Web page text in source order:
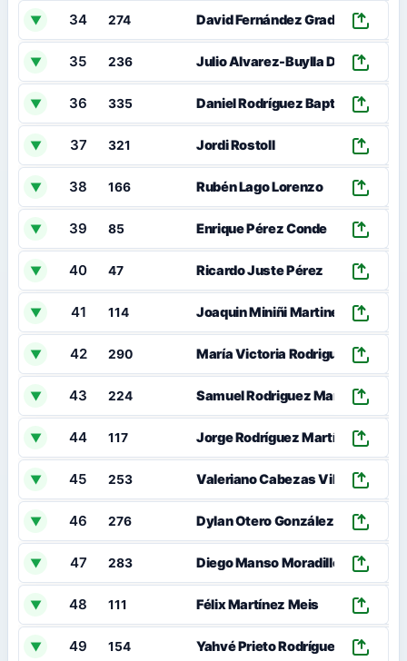
▼ 34 274 David Fernández Gradin
▼ 35 236 Julio Alvarez-Buylla De La Uz
▼ 36 335 Daniel Rodríguez Baptista
▼ 37 321 Jordi Rostoll
▼ 38 166 Rubén Lago Lorenzo
▼ 39 85 Enrique Pérez Conde
▼ 40 47 Ricardo Juste Pérez
▼ 41 114 Joaquin Miniñi Martinez
▼ 42 290 María Victoria Rodriguez Piro
▼ 43 224 Samuel Rodriguez Martinez
▼ 44 117 Jorge Rodríguez Martínez
▼ 45 253 Valeriano Cabezas Vila
▼ 46 276 Dylan Otero González
▼ 47 283 Diego Manso Moradillo
▼ 48 111 Félix Martínez Meis
▼ 49 154 Yahvé Prieto Rodríguez